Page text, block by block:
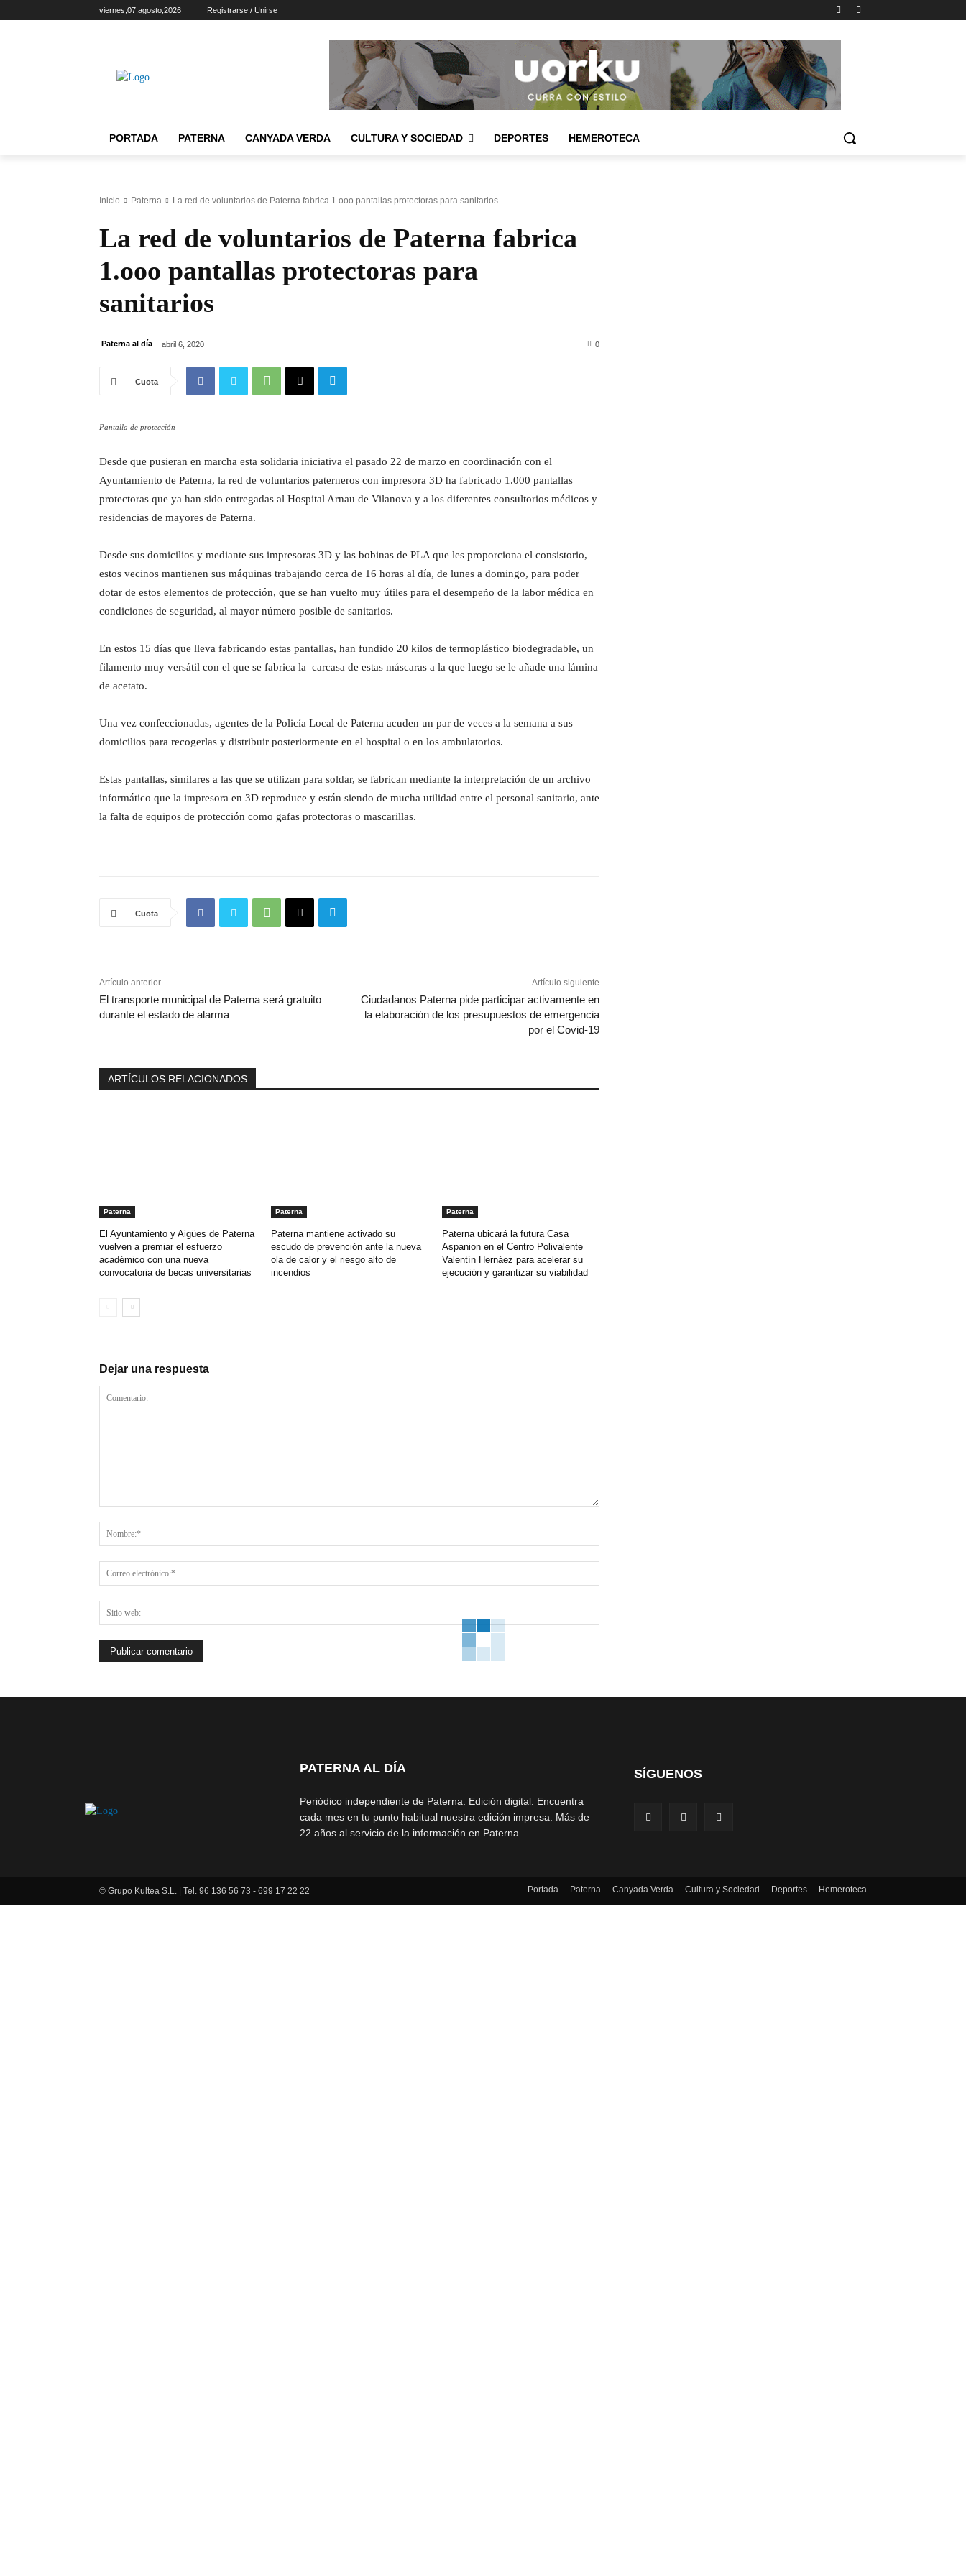
viernes,07,agosto,2026 Registrarse / Unirse
PORTADA PATERNA CANYADA VERDA CULTURA Y SOCIEDAD DEPORTES HEMEROTECA
Inicio Paterna La red de voluntarios de Paterna fabrica 1.ooo pantallas protectoras para sanitarios
La red de voluntarios de Paterna fabrica
1.ooo pantallas protectoras para
sanitarios
Paterna al día abril 6, 2020 0
Cuota
Pantalla de protección
Desde que pusieran en marcha esta solidaria iniciativa el pasado 22 de marzo en coordinación con el
Ayuntamiento de Paterna, la red de voluntarios paterneros con impresora 3D ha fabricado 1.000 pantallas
protectoras que ya han sido entregadas al Hospital Arnau de Vilanova y a los diferentes consultorios médicos y
residencias de mayores de Paterna.
Desde sus domicilios y mediante sus impresoras 3D y las bobinas de PLA que les proporciona el consistorio,
estos vecinos mantienen sus máquinas trabajando cerca de 16 horas al día, de lunes a domingo, para poder
dotar de estos elementos de protección, que se han vuelto muy útiles para el desempeño de la labor médica en
condiciones de seguridad, al mayor número posible de sanitarios.
En estos 15 días que lleva fabricando estas pantallas, han fundido 20 kilos de termoplástico biodegradable, un
filamento muy versátil con el que se fabrica la carcasa de estas máscaras a la que luego se le añade una lámina
de acetato.
Una vez confeccionadas, agentes de la Policía Local de Paterna acuden un par de veces a la semana a sus
domicilios para recogerlas y distribuir posteriormente en el hospital o en los ambulatorios.
Estas pantallas, similares a las que se utilizan para soldar, se fabrican mediante la interpretación de un archivo
informático que la impresora en 3D reproduce y están siendo de mucha utilidad entre el personal sanitario, ante
la falta de equipos de protección como gafas protectoras o mascarillas.
Cuota
Artículo anterior
El transporte municipal de Paterna será gratuito
durante el estado de alarma
Artículo siguiente
Ciudadanos Paterna pide participar activamente en
la elaboración de los presupuestos de emergencia
por el Covid-19
ARTÍCULOS RELACIONADOS
Paterna
El Ayuntamiento y Aigües de Paterna
vuelven a premiar el esfuerzo
académico con una nueva
convocatoria de becas universitarias
Paterna
Paterna mantiene activado su
escudo de prevención ante la nueva
ola de calor y el riesgo alto de
incendios
Paterna
Paterna ubicará la futura Casa
Aspanion en el Centro Polivalente
Valentín Hernáez para acelerar su
ejecución y garantizar su viabilidad
Dejar una respuesta
electrónico:*
web:
PATERNA AL DÍA
Periódico independiente de Paterna. Edición digital. Encuentra
cada mes en tu punto habitual nuestra edición impresa. Más de
22 años al servicio de la información en Paterna.
SÍGUENOS
© Grupo Kultea S.L. | Tel. 96 136 56 73 - 699 17 22 22 Portada Paterna Canyada Verda Cultura y Sociedad Deportes Hemeroteca